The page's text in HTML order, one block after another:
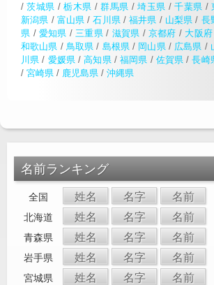
/茨城県 /栃木県 /群馬県 /埼玉県 /千葉県 /
新潟県 / 富山県 /石川県/福井県 / 山梨県 / 長
県 / 愛知県 /三重県 / 滋賀県 / 京都府 / 大阪府
和歌山県 / 鳥取県 / 島根県/ 岡山県/ 広島県 /
川県 / 愛媛県/高知県/ 福岡県 / 佐賀県 /長崎
/ 宮崎県 / 鹿児島県 / 沖縄県
名前ランキング
全国 姓名 名字 名前
北海道 姓名 名字 名前
青森県 姓名 名字 名前
岩手県 姓名 名字 名前
宮城県 姓名 名字 名前